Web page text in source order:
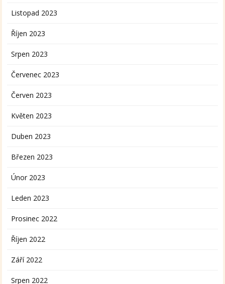
Listopad 2023
Říjen 2023
Srpen 2023
Červenec 2023
Červen 2023
Květen 2023
Duben 2023
Březen 2023
Únor 2023
Leden 2023
Prosinec 2022
Říjen 2022
Září 2022
Srpen 2022